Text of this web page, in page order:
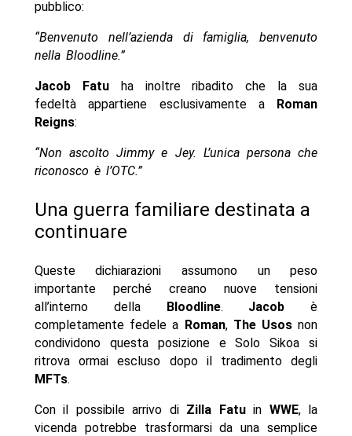
pubblico:
“Benvenuto nell’azienda di famiglia, benvenuto
nella Bloodline.”
Jacob Fatuha inoltre ribadito che la sua
fedeltà appartiene esclusivamente a Roman
Reigns:
“Non ascolto Jimmy e Jey. L’unica persona che
riconosco è l’OTC.”
Una guerra familiare destinata a
continuare
Queste dichiarazioni assumono un peso
importante perché creano nuove tensioni
all’interno della Bloodline. Jacob è
completamente fedele a Roman, The Usosnon
condividono questa posizione e Solo Sikoa si
ritrova ormai escluso dopo il tradimento degli
MFTs.
Con il possibile arrivo di Zilla Fatuin WWE, la
vicenda potrebbe trasformarsi da una semplice